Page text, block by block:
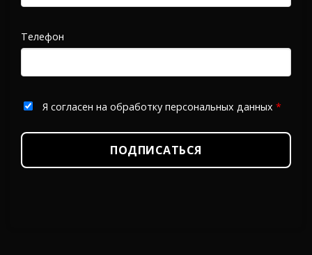
Телефон
Я согласен на обработку персональных данных *
ПОДПИСАТЬСЯ